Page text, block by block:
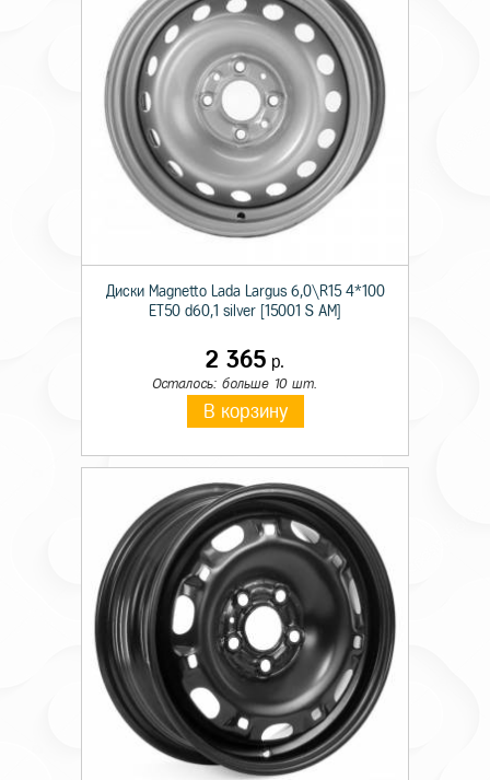
Диски Magnetto Lada Largus 6,0\R15 4*100
ET50 d60,1 silver [15001 S AM]
2 365 р.
Осталось: больше 10 шт.
В корзину